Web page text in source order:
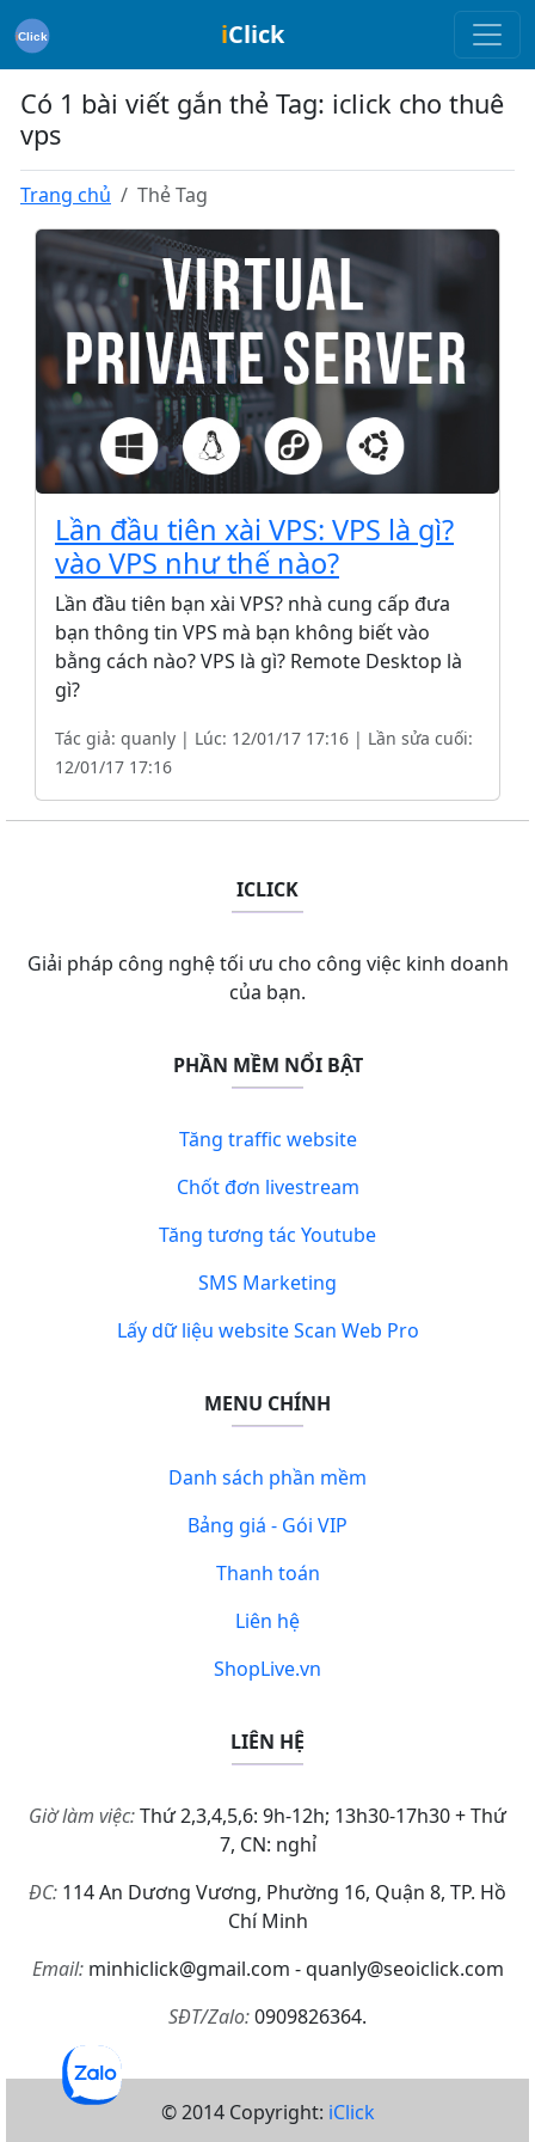
iClick
Có 1 bài viết gắn thẻ Tag: iclick cho thuê
vps
Trang chủ Thẻ Tag
Lần đầu tiên xài VPS: VPS là gì?
vào VPS như thế nào?
Lần đầu tiên bạn xài VPS? nhà cung cấp đưa
bạn thông tin VPS mà bạn không biết vào
bằng cách nào? VPS là gì? Remote Desktop là
gì?
Tác giả: quanly | Lúc: 12/01/17 17:16 | Lần sửa cuối:
12/01/17 17:16
ICLICK
Giải pháp công nghệ tối ưu cho công việc kinh doanh
của bạn.
PHẦN MỀM NỔI BẬT
Tăng traffic website
Chốt đơn livestream
Tăng tương tác Youtube
SMS Marketing
Lấy dữ liệu website Scan Web Pro
MENU CHÍNH
Danh sách phần mềm
Bảng giá - Gói VIP
Thanh toán
Liên hệ
ShopLive.vn
LIÊN HỆ
Giờ làm việc:Thứ 2,3,4,5,6: 9h-12h; 13h30-17h30 + Thứ
7, CN: nghỉ
ĐC: 114 An Dương Vương, Phường 16, Quận 8, TP. Hồ
Chí Minh
Email:minhiclick@gmail.com - quanly@seoiclick.com
SĐT/Zalo:0909826364.
© 2014 Copyright: iClick